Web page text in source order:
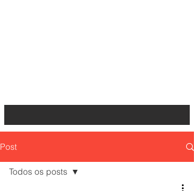
Post
Todos os posts